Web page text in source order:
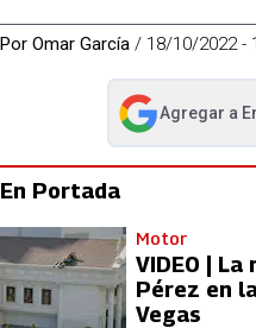
Por Omar García / 18/10/2022 -
Agregar a
abre en nueva
En Portada
Motor
VIDEO | La
Pérez en
Vegas